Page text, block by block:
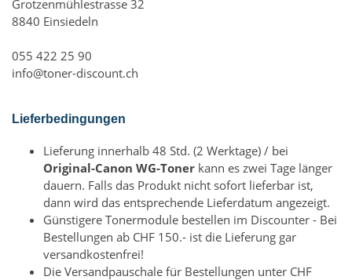
Grotzenmühlestrasse 32
8840 Einsiedeln
055 422 25 90
info@toner-discount.ch
Lieferbedingungen
Lieferung innerhalb 48 Std. (2 Werktage) / bei
Original-Canon WG-Toner kann es zwei Tage länger
dauern. Falls das Produkt nicht sofort lieferbar ist,
dann wird das entsprechende Lieferdatum angezeigt.
Günstigere Tonermodule bestellen im Discounter - Bei
Bestellungen ab CHF 150.- ist die Lieferung gar
versandkostenfrei!
Die Versandpauschale für Bestellungen unter CHF